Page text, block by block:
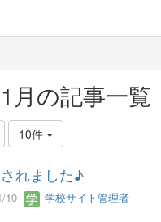
月の記事一覧
10件
れました♪
10 学校サイト管理者